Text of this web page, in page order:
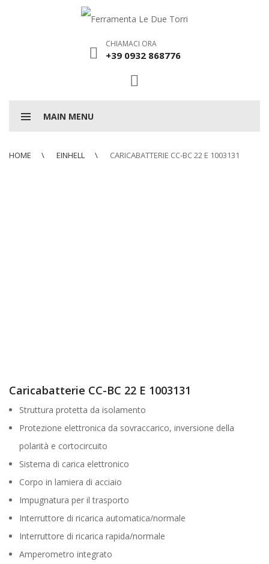
CHIAMACI ORA
+39 0932 868776
MAIN MENU
HOME EINHELL CARICABATTERIE CC-BC 22 E 1003131
Caricabatterie CC-BC 22 E 1003131
Struttura protetta da isolamento
Protezione elettronica da sovraccarico, inversione della
polarità e cortocircuito
Sistema di carica elettronico
Corpo in lamiera di acciaio
Impugnatura per il trasporto
Interruttore di ricarica automatica/normale
Interruttore di ricarica rapida/normale
Amperometro integrato